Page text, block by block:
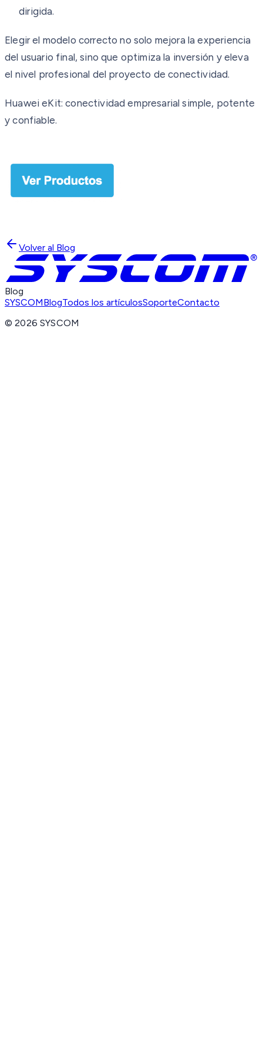
dirigida.
Elegir el modelo correcto no solo mejora la experiencia
del usuario final, sino que optimiza la inversión y eleva
el nivel profesional del proyecto de conectividad.
Huawei eKit: conectividad empresarial simple, potente
y confiable.
Volver al Blog
Blog
SYSCOMBlogTodos los artículosSoporteContacto
©2026 SYSCOM